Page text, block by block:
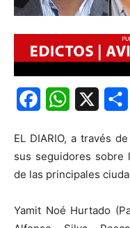
FacebookWhatsApp
EL DIARIO, a través
sus seguidores sobre
de las principales
Yamit Noé Hurtado